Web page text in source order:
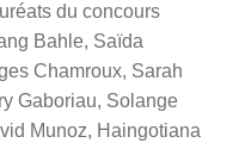
du concours
Bahle, Saïda
Chamroux, Sarah
Gaboriau, Solange
Munoz, Haingotiana